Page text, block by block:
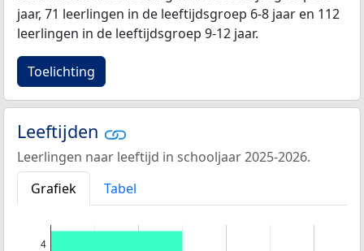
jaar, 71 leerlingen in de leeftijdsgroep 6-8 jaar en 112
leerlingen in de leeftijdsgroep 9-12 jaar.
Toelichting
Leeftijden
Leerlingen naar leeftijd in schooljaar 2025-2026.
Grafiek
Tabel
4